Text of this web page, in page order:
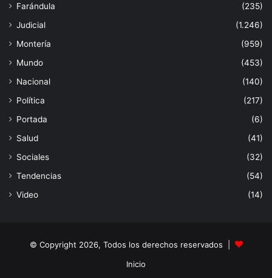
Farándula
(235)
Judicial
(1.246)
Montería
(959)
Mundo
(453)
Nacional
(140)
Política
(217)
Portada
(6)
Salud
(41)
Sociales
(32)
Tendencias
(54)
Video
(14)
© Copyright 2026, Todos los derechos reservados |
Inicio